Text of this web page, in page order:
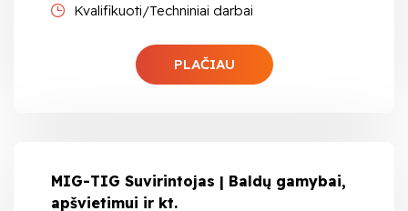
Kvalifikuoti/Techniniai darbai
PLAČIAU
MIG-TIG Suvirintojas | Baldų gamybai,
apšvietimui ir kt.